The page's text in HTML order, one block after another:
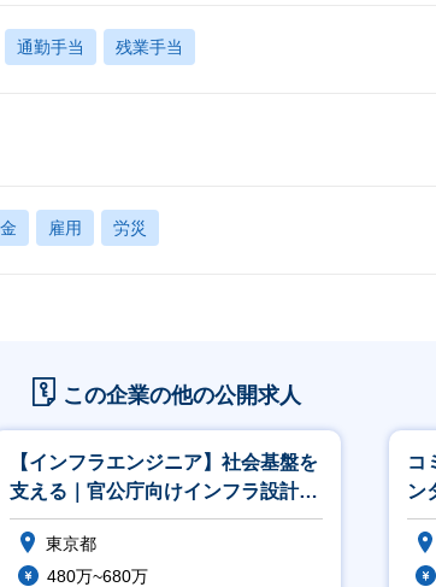
通勤手当 残業手当
雇用 労災
この企業の他の公開求人
【インフラエンジニア】社会基盤を
支える｜官公庁向けインフラ設計～
運用｜上流工程から携わりリーダー
へ
東京都
480万~680万
コ
ン
ル